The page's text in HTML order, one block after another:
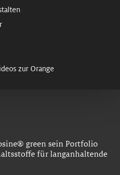
zur Orange
green sein Portfolio
für langanhaltende